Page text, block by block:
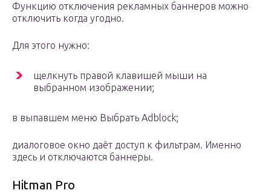
Функцию отключения рекламных баннеров можно
отключить когда угодно.
Для этого нужно:
щелкнуть правой клавишей мыши на
выбранном изображении;
в выпавшем меню Выбрать Adblock;
диалоговое окно даёт доступ к фильтрам. Именно
здесь и отключаются баннеры.
Hitman Pro